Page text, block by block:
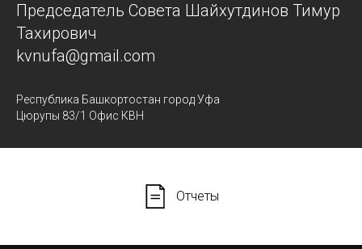
Председатель Совета Шайхутдинов Тимур
Тахирович
kvnufa@gmail.com
Республика Башкортостан город Уфа
Цюрупы 83/1 Офис КВН
Отчеты